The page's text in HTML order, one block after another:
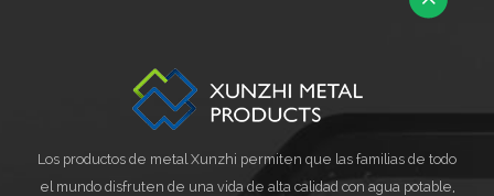
Los productos de metal Xunzhi permiten que las familias de todo
el mundo disfruten de una vida de alta calidad con agua potable,